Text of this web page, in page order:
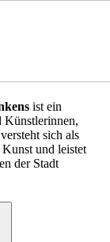
ist ein
Künstlerinnen,
sich als
und leistet
der Stadt